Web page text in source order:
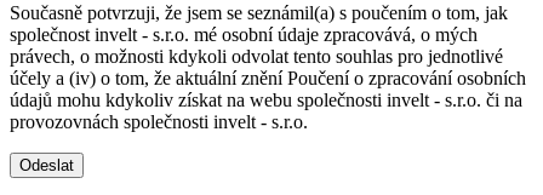
Současně potvrzuji, že jsem se seznámil(a) s poučením o tom, jak
společnost invelt - s.r.o. mé osobní údaje zpracovává, o mých
právech, o možnosti kdykoli odvolat tento souhlas pro jednotlivé
účely a (iv) o tom, že aktuální znění Poučení o zpracování osobních
údajů mohu kdykoliv získat na webu společnosti invelt - s.r.o. či na
provozovnách společnosti invelt - s.r.o.
Odeslat